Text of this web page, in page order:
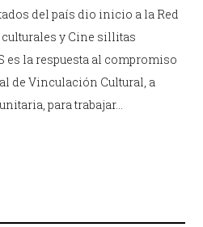
del país dio inicio a la Red
y Cine sillitas
es la respuesta al compromiso
de Vinculación Cultural, a
para trabajar…